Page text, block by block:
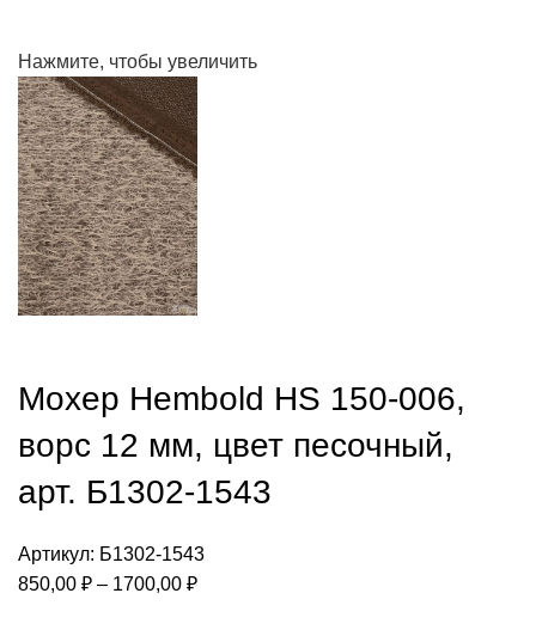
Нажмите, чтобы увеличить
Мохер Hembold HS 150-006,
ворс 12 мм, цвет песочный,
арт. Б1302-1543
Артикул: Б1302-1543
850,00 ₽ – 1700,00 ₽Диапазон